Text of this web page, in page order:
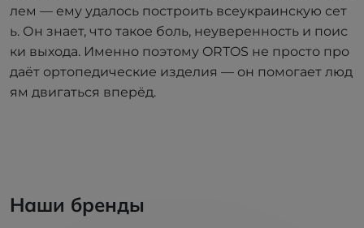
лем — ему удалось построить всеукраинскую сет
ь. Он знает, что такое боль, неуверенность и поис
ки выхода. Именно поэтому ORTOS не просто про
даёт ортопедические изделия — он помогает люд
ям двигаться вперёд.
Наши бренды